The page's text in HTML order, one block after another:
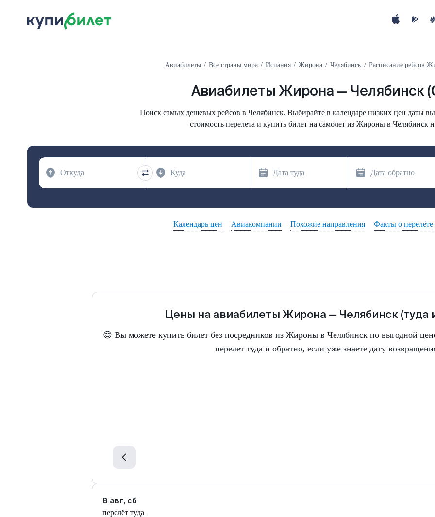
Авиабилеты Все страны мира Испания Жирона Челябинск Расписание рейсов
Авиабилеты Жирона — Челябинск
Поиск самых дешевых рейсов в Челябинск. Выбирайте в календаре низких цен даты
стоимость перелета и купить билет на самолет из Жироны в Челябинск
Календарь цен Авиакомпании Похожие направления Факты о перелёте
Цены на авиабилеты Жирона — Челябинск (туда
😍 Вы можете купить билет без посредников из Жироны в Челябинск по выгодной
перелет туда и обратно, если уже знаете дату
8 авг, сб
перелёт туда